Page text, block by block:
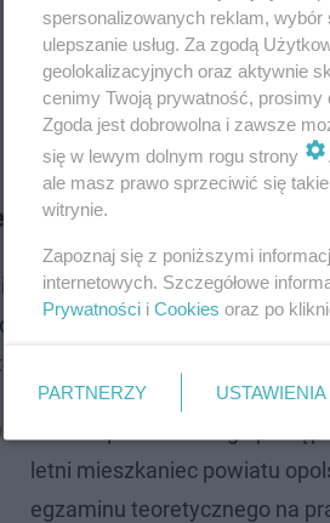
mężczyzn
funkcjonariusze z Komendy
odtworzyli przebieg
sposób szybko udało się go
letni mieszkaniec powiatu
egzaminu teoretycznego na
spersonalizowanych reklam,
ulepszanie usług. Za zgodą
geolokalizacyjnych oraz aktywnie
cenimy Twoją prywatność, prosimy
Zgoda jest dobrowolna i zawsze
się w lewym dolnym rogu strony
ale masz prawo sprzeciwić się
witrynie.
Zapoznaj się z poniższymi
internetowych. Szczegółowe
Prywatności i Cookies oraz po
PARTNERZY USTAWIENIA